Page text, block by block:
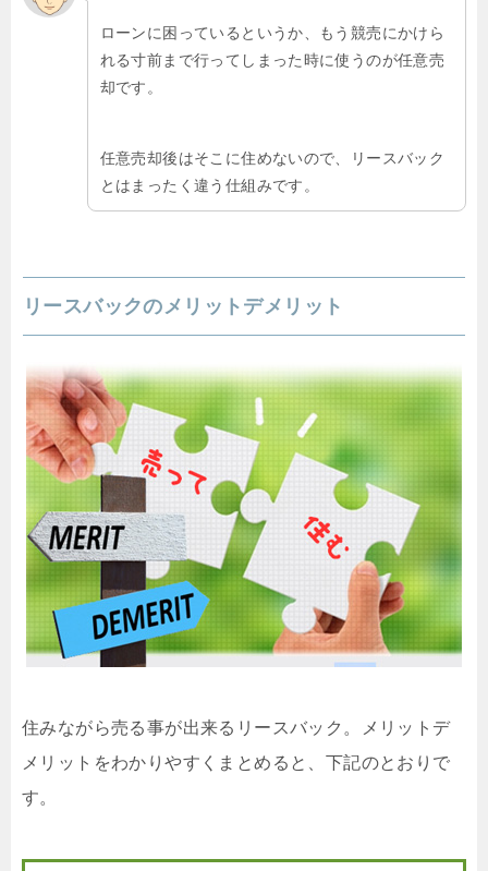
ローンに困っているというか、もう競売にかけら
れる寸前まで行ってしまった時に使うのが任意売
却です。
任意売却後はそこに住めないので、リースバック
とはまったく違う仕組みです。
リースバックのメリットデメリット
住みながら売る事が出来るリースバック。メリットデ
メリットをわかりやすくまとめると、下記のとおりで
す。